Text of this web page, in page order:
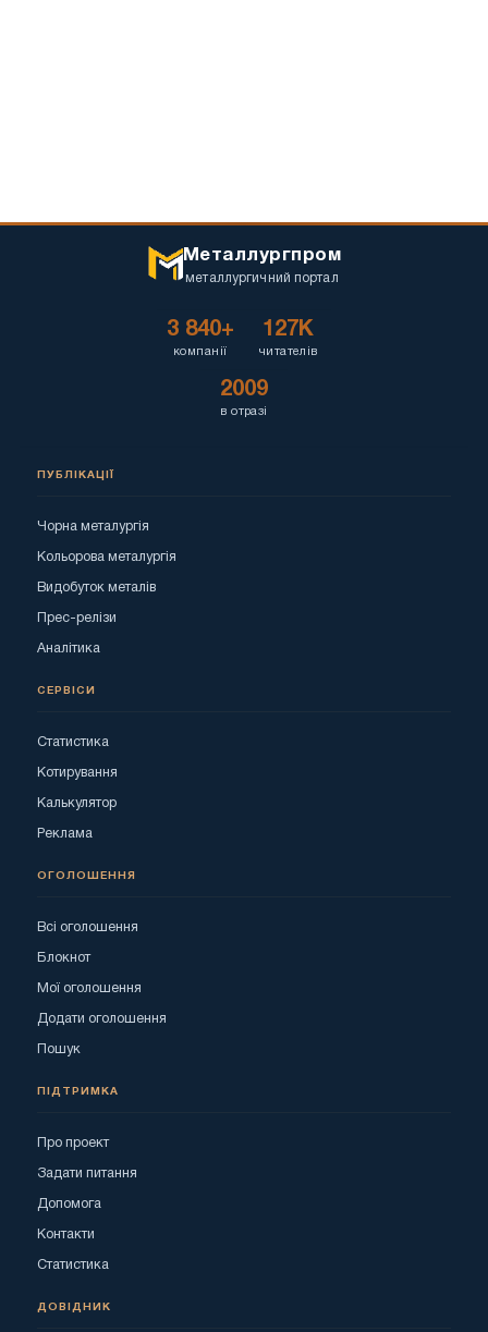
Металлургпром
металлургичний портал
3 840+
компанії
127K
читателів
2009
в отразі
ПУБЛІКАЦІЇ
Чорна металургія
Кольорова металургія
Видобуток металів
Прес-релізи
Аналітика
СЕРВІСИ
Статистика
Котирування
Калькулятор
Реклама
ОГОЛОШЕННЯ
Всі оголошення
Блокнот
Мої оголошення
Додати оголошення
Пошук
ПІДТРИМКА
Про проект
Задати питання
Допомога
Контакти
Статистика
ДОВІДНИК